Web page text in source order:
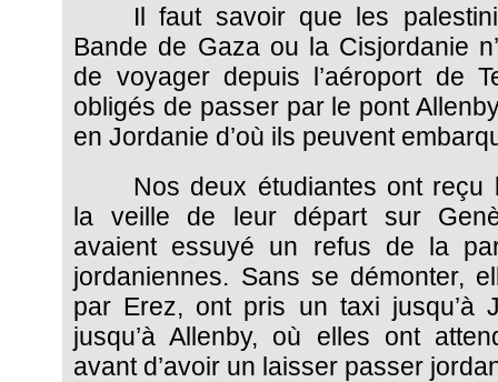
Il faut savoir que les
Bande de Gaza ou la Cisjordanie
de voyager depuis l’aéroport de
obligés de passer par le pont
en Jordanie d’où ils peuvent
Nos deux étudiantes ont reçu
la veille de leur départ sur
avaient essuyé un refus de la
jordaniennes. Sans se démonter,
par Erez, ont pris un taxi jusqu’à
jusqu’à Allenby, où elles ont
avant d’avoir un laisser passer